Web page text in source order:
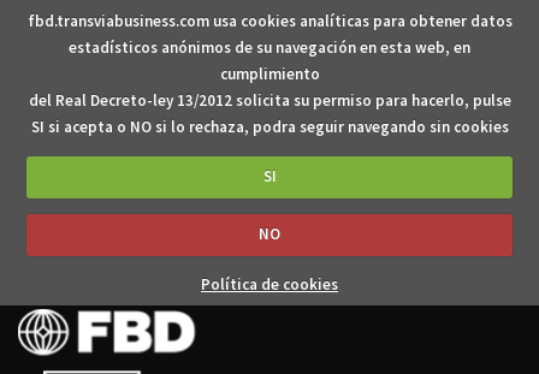
fbd.transviabusiness.com usa cookies analíticas para obtener datos
estadísticos anónimos de su navegación en esta web, en
cumplimiento
del Real Decreto-ley 13/2012 solicita su permiso para hacerlo, pulse
SI si acepta o NO si lo rechaza, podra seguir navegando sin cookies
SI
NO
Política de cookies